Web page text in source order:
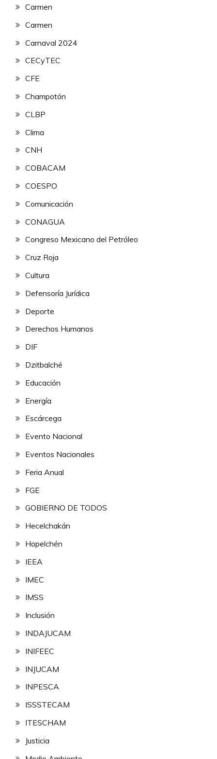
Carmen
Carmen
Carnaval 2024
CECyTEC
CFE
Champotón
CLBP
Clima
CNH
COBACAM
COESPO
Comunicación
CONAGUA
Congreso Mexicano del Petróleo
Cruz Roja
Cultura
Defensoría Jurídica
Deporte
Derechos Humanos
DIF
Dzitbalché
Educación
Energía
Escárcega
Evento Nacional
Eventos Nacionales
Feria Anual
FGE
GOBIERNO DE TODOS
Hecelchakán
Hopelchén
IEEA
IMEC
IMSS
Inclusión
INDAJUCAM
INIFEEC
INJUCAM
INPESCA
ISSSTECAM
ITESCHAM
Justicia